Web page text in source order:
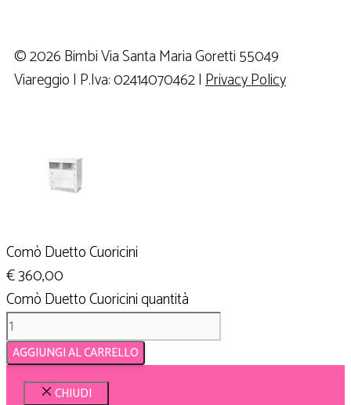
© 2026 Bimbi Via Santa Maria Goretti 55049
Viareggio | P.Iva: 02414070462 |Privacy Policy
Comò Duetto Cuoricini
€360,00
Comò Duetto Cuoricini quantità
AGGIUNGI AL CARRELLO
CHIUDI